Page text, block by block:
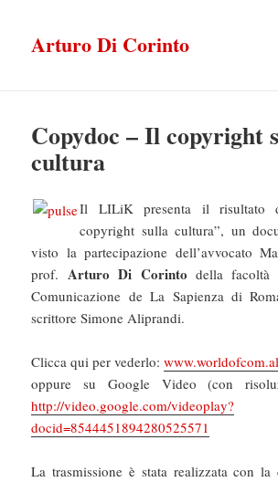
Arturo Di Corinto
Copydoc – Il copyright
cultura
Il LILiK presenta il risultato
copyright sulla cultura”, un
visto la partecipazione dell’avvocato
prof. Arturo Di Corinto della facoltà
Comunicazione de La Sapienza di
scrittore Simone Aliprandi.
Clicca qui per vederlo:
oppure su Google Video (con
http://video.google.com/videoplay?
docid=8544451894280525571
La trasmissione è stata realizzata con